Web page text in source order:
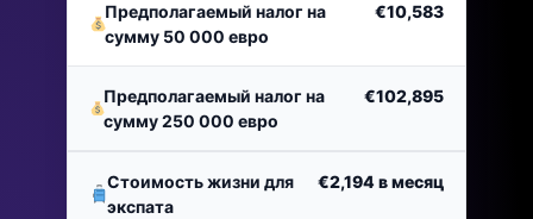
Предполагаемый налог на
сумму 50 000 евро
€10,583
Предполагаемый налог на
сумму 250 000 евро
€102,895
Стоимость жизни для
экспата
€2,194в месяц